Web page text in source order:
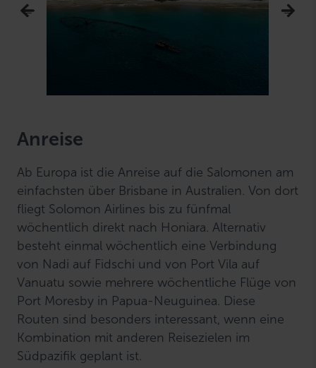
Anreise
Ab Europa ist die Anreise auf die Salomonen am
einfachsten über Brisbane in Australien. Von dort
fliegt Solomon Airlines bis zu fünfmal
wöchentlich direkt nach Honiara. Alternativ
besteht einmal wöchentlich eine Verbindung
von Nadi auf Fidschi und von Port Vila auf
Vanuatu sowie mehrere wöchentliche Flüge von
Port Moresby in Papua-Neuguinea. Diese
Routen sind besonders interessant, wenn eine
Kombination mit anderen Reisezielen im
Südpazifik geplant ist.